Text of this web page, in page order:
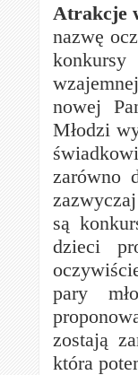
Atrakcje
nazwę
konkursy
nowej
Młodzi
zarówno
są
dzieci
pary
zostają
która